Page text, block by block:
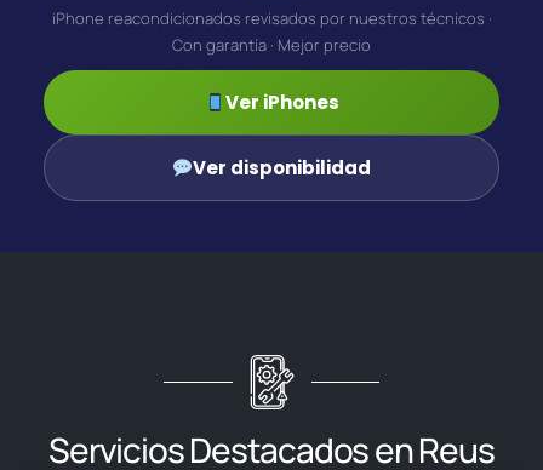
iPhone reacondicionados revisados por nuestros técnicos ·
Con garantía · Mejor precio
Ver iPhones
Ver disponibilidad
Servicios Destacados en Reus